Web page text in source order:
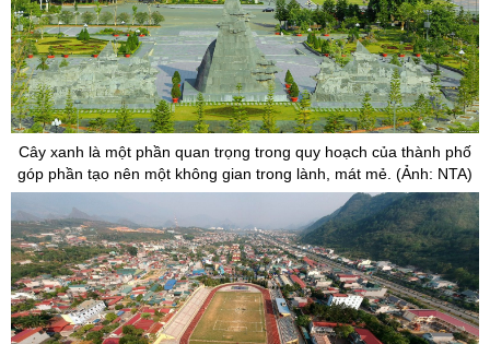
Cây xanh là một phần quan trọng trong quy hoạch của thành phố
góp phần tạo nên một không gian trong lành, mát mẻ. (Ảnh: NTA)